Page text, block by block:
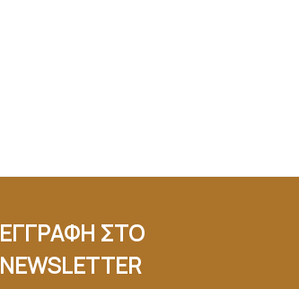
ΕΓΓΡΑΦΗ ΣΤΟ
NEWSLETTER